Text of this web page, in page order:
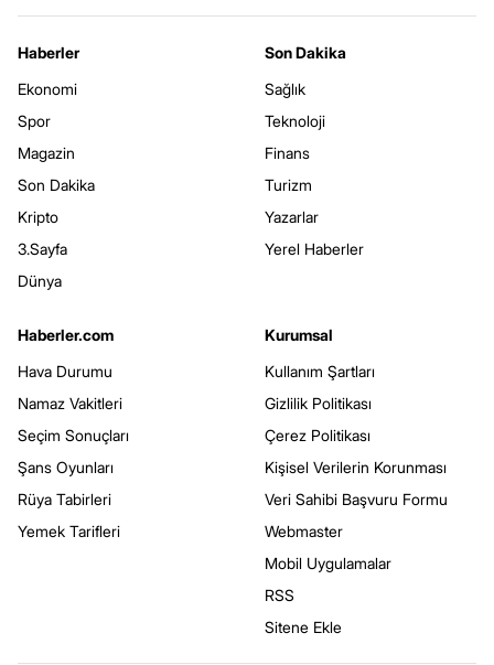
Haberler
Ekonomi
Spor
Magazin
Son Dakika
Kripto
3.Sayfa
Dünya
Son Dakika
Sağlık
Teknoloji
Finans
Turizm
Yazarlar
Yerel Haberler
Haberler.com
Hava Durumu
Namaz Vakitleri
Seçim Sonuçları
Şans Oyunları
Rüya Tabirleri
Yemek Tarifleri
Kurumsal
Kullanım Şartları
Gizlilik Politikası
Çerez Politikası
Kişisel Verilerin Korunması
Veri Sahibi Başvuru Formu
Webmaster
Mobil Uygulamalar
RSS
Sitene Ekle